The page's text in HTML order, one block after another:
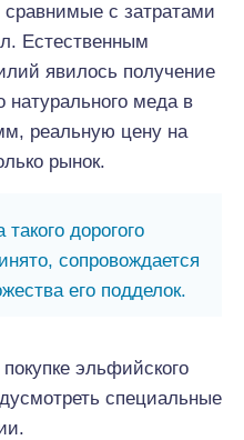
с затратами
Естественным
явилось получение
натурального меда в
реальную цену на
рынок.
дорогого
сопровождается
его подделок.
эльфийского
специальные